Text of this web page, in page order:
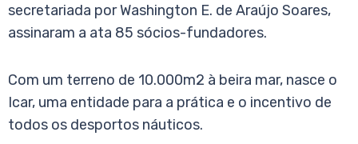
secretariada por Washington E. de Araújo Soares,
assinaram a ata 85 sócios-fundadores.
Com um terreno de 10.000m2 à beira mar, nasce o
Icar, uma entidade para a prática e o incentivo de
todos os desportos náuticos.